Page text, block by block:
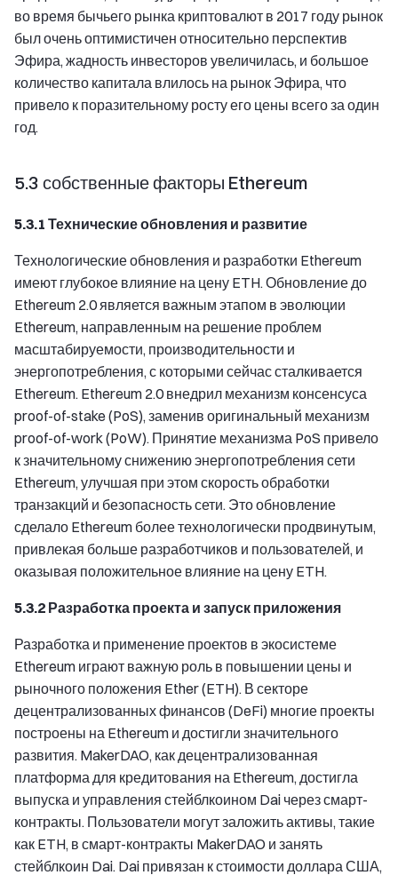
во время бычьего рынка криптовалют в 2017 году рынок
был очень оптимистичен относительно перспектив
Эфира, жадность инвесторов увеличилась, и большое
количество капитала влилось на рынок Эфира, что
привело к поразительному росту его цены всего за один
год.
5.3 собственные факторы Ethereum
5.3.1 Технические обновления и развитие
Технологические обновления и разработки Ethereum
имеют глубокое влияние на цену ETH. Обновление до
Ethereum 2.0 является важным этапом в эволюции
Ethereum, направленным на решение проблем
масштабируемости, производительности и
энергопотребления, с которыми сейчас сталкивается
Ethereum. Ethereum 2.0 внедрил механизм консенсуса
proof-of-stake (PoS), заменив оригинальный механизм
proof-of-work (PoW). Принятие механизма PoS привело
к значительному снижению энергопотребления сети
Ethereum, улучшая при этом скорость обработки
транзакций и безопасность сети. Это обновление
сделало Ethereum более технологически продвинутым,
привлекая больше разработчиков и пользователей, и
оказывая положительное влияние на цену ETH.
5.3.2 Разработка проекта и запуск приложения
Разработка и применение проектов в экосистеме
Ethereum играют важную роль в повышении цены и
рыночного положения Ether (ETH). В секторе
децентрализованных финансов (DeFi) многие проекты
построены на Ethereum и достигли значительного
развития. MakerDAO, как децентрализованная
платформа для кредитования на Ethereum, достигла
выпуска и управления стейблкоином Dai через смарт-
контракты. Пользователи могут заложить активы, такие
как ETH, в смарт-контракты MakerDAO и занять
стейблкоин Dai. Dai привязан к стоимости доллара США,